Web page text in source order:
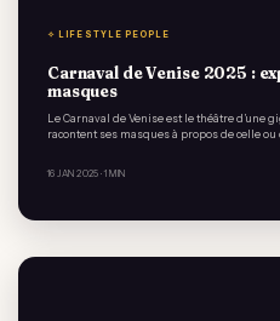
✧ LIFESTYLE PEOPLE
Carnaval de Venise 2025 :
masques
Le Carnaval de Venise est le théâtre d’une
racontent ses masques à propos de celle ou
16 JAN 2025 · 1 MIN